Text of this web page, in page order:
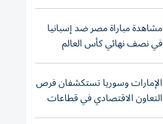
مشاهدة مباراة مصر ضد إسبانيا
في نصف نهائي كأس العالم
لناشئات اليد 2026
الإمارات وسوريا تستكشفان فرص
التعاون الاقتصادي في قطاعات
حيوية